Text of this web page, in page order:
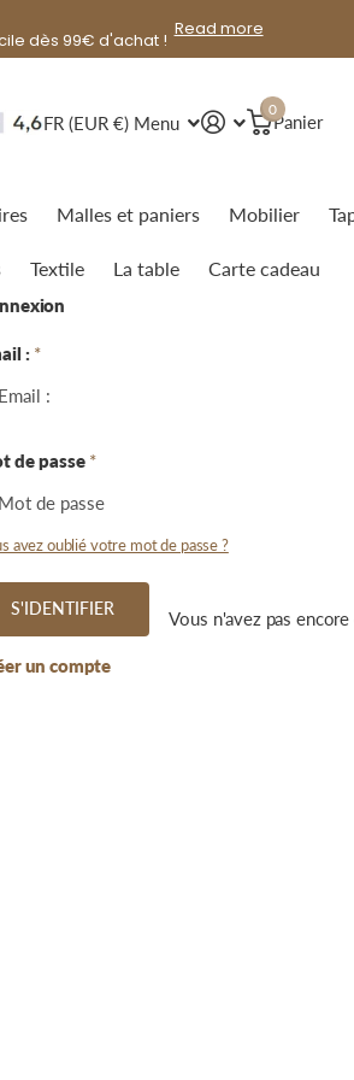
dès 99€ d'achat !
Read more
FR (EUR €) Menu Panier
0
Malles et paniers Mobilier
Textile La table Carte cadeau
: *
de passe *
avez oublié votre mot de passe ?
S'IDENTIFIER Vous n'avez pas
un compte